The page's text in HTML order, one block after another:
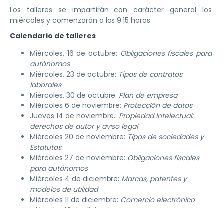
Los talleres se impartirán con carácter general los
miércoles y comenzarán a las 9.15 horas.
Calendario de talleres
Miércoles, 16 de octubre: Obligaciones fiscales para
autónomos
Miércoles, 23 de octubre: Tipos de contratos
laborales
Miércoles, 30 de octubre: Plan de empresa
Miércoles 6 de noviembre: Protección de datos
Jueves 14 de noviembre.: Propiedad Intelectual:
derechos de autor y aviso legal
Miércoles 20 de noviembre: Tipos de sociedades y
Estatutos
Miércoles 27 de noviembre: Obligaciones fiscales
para autónomos
Miércoles 4 de diciembre: Marcas, patentes y
modelos de utilidad
Miércoles 11 de diciembre: Comercio electrónico